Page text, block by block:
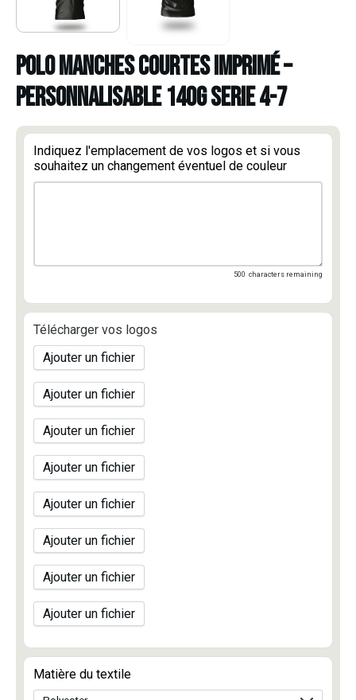
POLO MANCHES COURTES IMPRIMÉ –
PERSONNALISABLE 140g SERIE 4-7
Indiquez l'emplacement de vos logos et si vous
souhaitez un changement éventuel de couleur
500 characters remaining
Télécharger vos logos
Ajouter un fichier
Ajouter un fichier
Ajouter un fichier
Ajouter un fichier
Ajouter un fichier
Ajouter un fichier
Ajouter un fichier
Ajouter un fichier
Matière du textile